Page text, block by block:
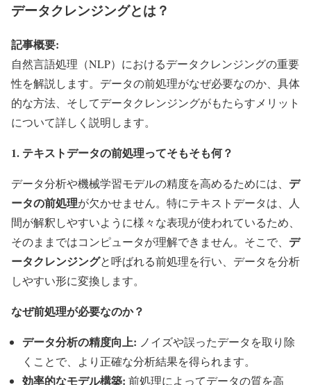
データクレンジングとは？
記事概要:
自然言語処理（NLP）におけるデータクレンジングの重要
性を解説します。データの前処理がなぜ必要なのか、具体
的な方法、そしてデータクレンジングがもたらすメリット
について詳しく説明します。
1. テキストデータの前処理ってそもそも何？
データ分析や機械学習モデルの精度を高めるためには、 デ
ータの前処理が欠かせません。特にテキストデータは、人
間が解釈しやすいように様々な表現が使われているため、
そのままではコンピュータが理解できません。そこで、 デ
ータクレンジングと呼ばれる前処理を行い、データを分析
しやすい形に変換します。
なぜ前処理が必要なのか？
データ分析の精度向上: ノイズや誤ったデータを取り除
くことで、より正確な分析結果を得られます。
効率的なモデル構築: 前処理によってデータの質を高